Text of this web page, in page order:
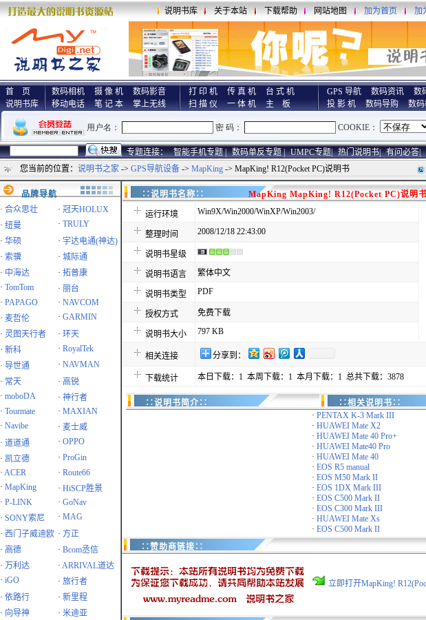
说明书库 关于本站 下载帮助 网站地图 加为首页 加
首 页
说明书库
数码相机 摄 像 机
数码影音
移动电话
笔 记 本 掌上无线
打 印 机 传 真 机
台 式 机
扫 描 仪
一 体 机 主 板
GPS 导航 数码资讯
数
投 影 机
数码导购 数
专题连接： 智能手机专题 | 数码单反专题 | UMPC专题| 热门说明书| 有问必答|
您当前的位置： 说明书之家 -> GPS导航设备 -> MapKing -> MapKing! R12(Pocket PC)说明书
品牌导航
· 合众思壮 · 冠天HOLUX
· 纽曼 · TRULY
· 华硕 · 宇达电通(神达)
· 索骥 · 城际通
· 中海达 · 拓普康
· TomTom · 丽台
· PAPAGO · NAVCOM
· 麦哲伦 · GARMIN
· 灵图天行者 · 环天
· 新科 · RoyalTek
· 导世通 · NAVMAN
· 常天 · 高锐
· moboDA · 神行者
· Tourmate · MAXIAN
· Navibe · 麦士威
· 道道通 · OPPO
· 凯立德 · ProGin
· ACER · Route66
· MapKing · HiSCP胜景
· P-LINK · GoNav
· SONY索尼 · MAG
· 西门子威迪欧 · 方正
· 高德 · Bcom丞信
· 万利达 · ARRIVAL道达
· iGO · 旅行者
· 依路行 · 新里程
· 向导神 · 米迪亚
∷说明书名称∷ MapKing MapKing! R12(Pocket PC)说明书
运行环境 Win9X/Win2000/WinXP/Win2003/
整理时间 2008/12/18 22:43:00
说明书星级
说明书语言 繁体中文
说明书类型 PDF
授权方式 免费下载
说明书大小 797 KB
相关连接 分享到：
下载统计 本日下载：1 本周下载：1 本月下载：1 总共下载：3878
∷说明书简介∷
∷相关说明书∷
· PENTAX K-3 Mark III
· HUAWEI Mate X2
· HUAWEI Mate 40 Pro+
· HUAWEI Mate40 Pro
· HUAWEI Mate 40
· EOS R5 manual
· EOS M50 Mark II
· EOS 1DX Mark III
· EOS C500 Mark II
· EOS C300 Mark III
· HUAWEI Mate Xs
· EOS C500 Mark II
∷赞助商链接∷
立即打开MapKing!